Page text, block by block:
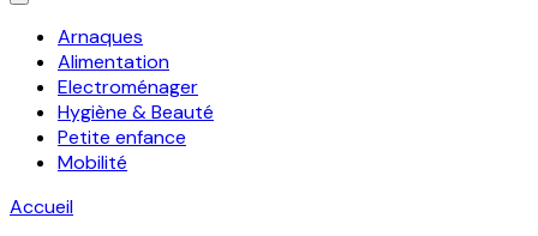
Arnaques
Alimentation
Electroménager
Hygiène & Beauté
Petite enfance
Mobilité
Accueil